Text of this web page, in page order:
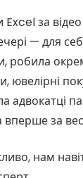
за
— для
робила
ювелірні
адвокатці
за
нам